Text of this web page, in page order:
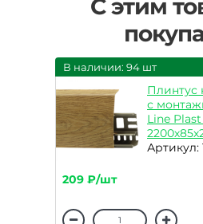
С этим
В наличии: 94 шт
Плинтус
с
Line
Артикул:
209 ₽/шт